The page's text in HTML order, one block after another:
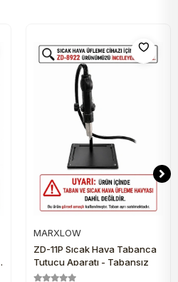
MARXLOW
ZD-11P Sıcak Hava Tabanca
Tutucu Aparatı - Tabansız